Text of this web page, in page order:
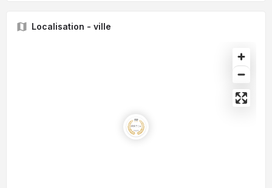
Localisation - ville